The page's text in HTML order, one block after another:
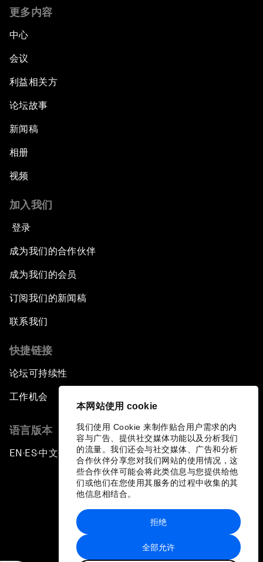
本网站使用 cookie
我们使用 Cookie 来制作贴合用户需求的内
容与广告、提供社交媒体功能以及分析我们
的流量。我们还会与社交媒体、广告和分析
合作伙伴分享您对我们网站的使用情况，这
些合作伙伴可能会将此类信息与您提供给他
们或他们在您使用其服务的过程中收集的其
他信息相结合。
全部允许
拒绝
更多内容
中心
会议
利益相关方
论坛故事
新闻稿
相册
视频
加入我们
登录
成为我们的合作伙伴
成为我们的会员
订阅我们的新闻稿
联系我们
快捷链接
论坛可持续性
工作机会
语言版本
EN ▪ ES▪中文▪ 日本語
站点地图